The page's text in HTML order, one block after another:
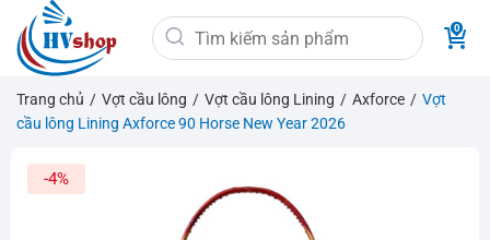
qua
nội
dung
Tìm
kiếm:
Trang chủ / Vợt cầu lông / Vợt cầu lông Lining / Axforce / Vợt
cầu lông Lining Axforce 90 Horse New Year 2026
-4%